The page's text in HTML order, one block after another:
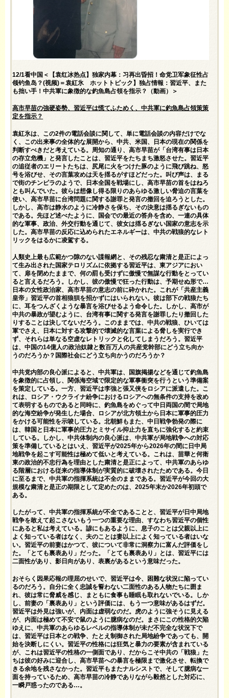
12/1看中国＜【袁红冰热点】独家内幕：习再出昏招！命党卫军象征性占
领钓鱼岛？(视频)＝袁紅氷 ホットトピック】独占情報：習近平、また
も拙い手！中共軍に象徴的な釣魚島占領を指示？（動画）＞
高市早苗の強硬姿勢、習近平は慌てふためく、中共軍に釣魚島占領策策
定を指示？
袁紅氷は、この2件の電話会談に関して、単に電話会談の内容だけでな
く、この出来事の全体的な展開から、中共、米国、日本の現在の関係を
判断すべきだと考えている。周知の通り、高市早苗が「台湾有事は日本
の存立危機」と発言したことは、習近平をたちまち激怒させた。習近平
の追従者のエリートたちは、尻尾に火をつけた豚のように飛び跳ね、怒
号を浴びせ、その言葉攻めは天を揺るがすほどだった。叫び声は、まる
で街のチンピラのようで、日本全国を戦場にし、高市早苗の首をはねろ
とも叫んでいた。彼らは想像し得る限りのあらゆる激しい脅迫の言葉を
使い、高市早苗に台湾問題に関する謝罪と発言の撤回を迫ろうとした。
しかし、高市は静水のように冷静さを保ち、その決意は揺るぎないもの
である。先ほど述べたように、国会での最近の答弁を含め、一連の具体
的な軍事、政治、外交行動を通じて、彼女は揺るぎない国家の意志を示
した。高市早苗の反応に込められたエネルギーは、中共の戦狼的なレト
リックをはるかに凌駕する。
人類史上最も広範かつ隙のない諜報網と、その残忍な粛清と是正によっ
て生み出された国家テロリズムに依拠する習近平は、東アジアにおい
て、扉を閉めたままで、何の罰も受けずに傲慢で無謀な行動をとってい
ると言えるだろう。しかし、彼の傲慢で狂った行動は、予期せぬ形で…
日本の女性政治家、高市早苗の意志の前に砕かれた。これが「共産主義
皇帝」習近平の首相狼狽を招かずにはいられない。彼は部下の戦狼たち
に、耳をつんざくような暴言を浴びせるよう命令した。しかし、高市が
中共の暴政が望むように、台湾有事に関する発言を謝罪したり撤回した
りすることは決してないだろう。このままでは、中共の戦狼、ひいては
軍でさえ、日本に対する攻撃的で壊滅的な言葉による脅しを実行でき
ず、それらは単なる空虚なレトリックと化してしまうだろう。習近平
は、中国の14億人の政治奴隷と数百万人の共産党幹部にどう立ち向か
うのだろうか？国際社会にどう立ち向かうのだろうか？
中共党内部の良心派によると、中共軍は、国旗掲揚などを通じて釣魚島
を象徴的に占領し、関係海空域で限定的な軍事衝突を行うという準備案
を策定している。一方、習近平は李強と張又侠をロシアに派遣した。こ
れは、ロシア・ウクライナ紛争におけるロシアへの無条件の支持を改め
て表明するものであると同時に、釣魚島をめぐって中日両国の間で局地
的な海空紛争が発生した場合、ロシアが北方領土から日本に軍事的圧力
をかける可能性を示唆している。北朝鮮もまた、中日戦争勃発の際に
は、韓国と日本に軍事的圧力とミサイル抑止力を直ちに強化すると約束
している。しかし、中共体制内の良心派は、中共軍が局地戦争への対応
策を準備しているとはいえ、習近平が2025年から2026年の間に日中局
地戦争を起こす可能性は極めて低いと考えている。これは、苗華と何衛
東の政治的不忠行為を理由とした粛清と是正によって、中共軍のあらゆ
る階層における従来の指導体制が実質的に破壊されたためである。今日
に至るまで、中共軍の指揮系統は不全のままである。習近平が今回の大
規模な粛清と是正の期限として定めたのは、2025年末か2026年初頭で
ある。
したがって、中共軍の指揮系統が不全であることと、習近平が日中局地
戦争を敢えて起こさないもう一つの重要な理由、すなわち習近平の個性
にあると私は考えている。諺にもあるように、息子のことは父親以上に
よく知っている者はなく、夫のことは妻以上によく知っている者はいな
い。習近平の前妻はかつて、彼について非常に洞察力に富んだ評価をし
た。「とても裏表あり」だった。「とても裏表あり」とは、習近平には
二面性があり、影日向があり、表裏があるという意味だった。
おそらく因果応報の理屈のせいで、習近平は今、困難な状況に陥ってい
るのだろう。自分に全く忠誠を誓わない二面性のある人物たちに囲ま
れ、彼は常に脅威を感じ、まともに食事も睡眠も取れないでいる。しか
し、前妻の「裏表あり」という評価には、もう一つ意味があるはずだ。
習近平は外見は強いが、内面は虚弱なのだ。虎のように強そうに見える
が、内面は極めて不安で鼠のように臆病なのだ。まさにこの性格的欠陥
ゆえに、中共軍のあらゆるレベルの指導体制が未だ不完全な状況下で
は、習近平は日本との戦争、たとえ制御された局地紛争であっても、開
始を決断しにくい。習近平の性格には狂気と暴力の要素が含まれている
が、これは習近平の性格の一側面であり、だからこそ中共の「戦狼」た
ちは彼の好みに迎合し、高市早苗への暴言を極限まで激化させ、転換で
きる余地を残さなかった。習近平もまたナルシストで、そして臆病な一
面を持っているため、高市早苗の冷静でありながら毅然とした対応に、
一瞬戸惑ったのである…。